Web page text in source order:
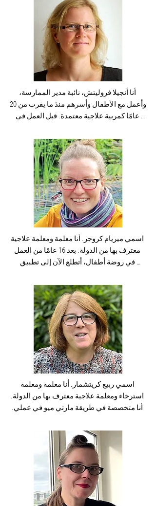
المهنية. لقد عملت في مراكز الرعاية النهارية
والمدارس والمراكز العائلية ووجدت الآن فرصة
مثيرة للغاية ومتعددة الاستخدامات لأعيش
مهنتي في الممارسة العملية. وفوق كل شيء،
أنا مهتمة بمسارات الحياة، والقصص التي
يجلبها كل شخص معه، وثقافته وكيف يمكن حل
المشاكل أو الصعوبات أو تقليلها على هذه
الخلفية. العلاقات التي ندخل فيها في بيئتنا هي
أيضًا جزء من هذا الأمر وتلعب دورًا رئيسيًا في
تطورنا. لهذا السبب ينصب تركيزي على
الإرشاد الأسري المنهجي.  من المهن التي
الموسيقى، ولهذا السبب غالبًا ما أرقص أو
أغني أو أعزف الموسيقى في جلسات الدعم
التي أقوم بها. أتطلع إلى الاستماع إليكم وإلى
قصصكم.
أنا أنجيلا فروليتش، نائبة مدير الممارسة،
وأعمل مع الأطفال وأسرهم منذ ما يقرب من 20
عامًا كمربية علاجية معتمدة. قبل العمل في
اكتسبت خبرة في مراكز الرعاية النهارية
للتعليم العلاجي والمجموعات النهارية وكذلك
في مدرسة خاصة. وبفضل البهجة والكثير من
الصبر، أدعم الأطفال في التغلب على
الصعوبات وتعلم أشياء جديدة واكتساب الثقة
بالنفس. يسعدني تقديم المشورة والدعم للآباء
والأمهات في هذه العملية. أحب أن أكون
نشيطة، سواء في العمل أو التسلق أو التأرجح
أو القفز على الترامبولين مع الأطفال، أو في
وقت فراغي عندما أكون في الطبيعة للتنزه أو
ركوب الدراجات.
اسمي ميريام كروجر. أنا معلمة ومعلمة علاجية
معترف بها من الدولة. بعد 16 عامًا من العمل
في روضة أطفال، أتطلع الآن إلى تطبيق
ممارستي العملية. من المهم بالنسبة لي أن
ألتقي بالأطفال حيثما كانوا في مرحلة نموهم
من أجل تطوير إطار عمل معهم ومع عائلاتهم
على مستوى العين حيث يمكنهم تحقيق
إمكاناتهم الفردية. يملأني الفرح بتجربة عالم
الأطفال ومرافقة عملية نموهم.
أستمتع في أوقات فراغي بالتواجد مع الناس
والسفر. أحب الموسيقى وأستمتع بالموسيقى
الحية، كما أستمتع بشرب القهوة تحت أشعة
الشمس في هدوء وسكينة.
أنا مقتنعة بأن كل يوم يوفر فرصًا جديدة للنمو
والتعلم للجميع، وأتطلع إلى الشروع في هذه
أنا مستعد وأتطلع إلى هذه اللقاءات - بقلب
اسمي ربيع كريتشمار. أنا معلمة ومعلمة
استرخاء ومعلمة علاجية معترف بها من الدولة.
أنا متخصصة في طريقة مارتي ميو في عملي.
بطريقة مارتي ميو.  تُستخدم هذه الطريقة
القائمة على الفيديو لدعم نمو الأطفال.
بالإضافة إلى عملي كمُربية، أقوم بدعم فريق
العمل في براكسيس إيغيرت كمعالجة تربوية
منذ عام 2022. إن التنمية الشاملة للأطفال
مهمة جداً بالنسبة لي. من المهم بالنسبة لي أن
يكتسب الأطفال الخبرات التي تهيئ لهم